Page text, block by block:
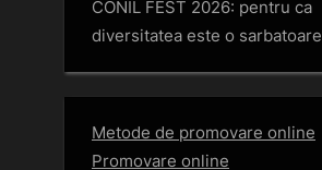
CONIL FEST 2026: pentru ca
diversitatea este o sarbatoare
Metode de promovare online
Promovare online